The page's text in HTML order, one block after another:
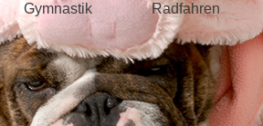
Gymnastik Radfahren